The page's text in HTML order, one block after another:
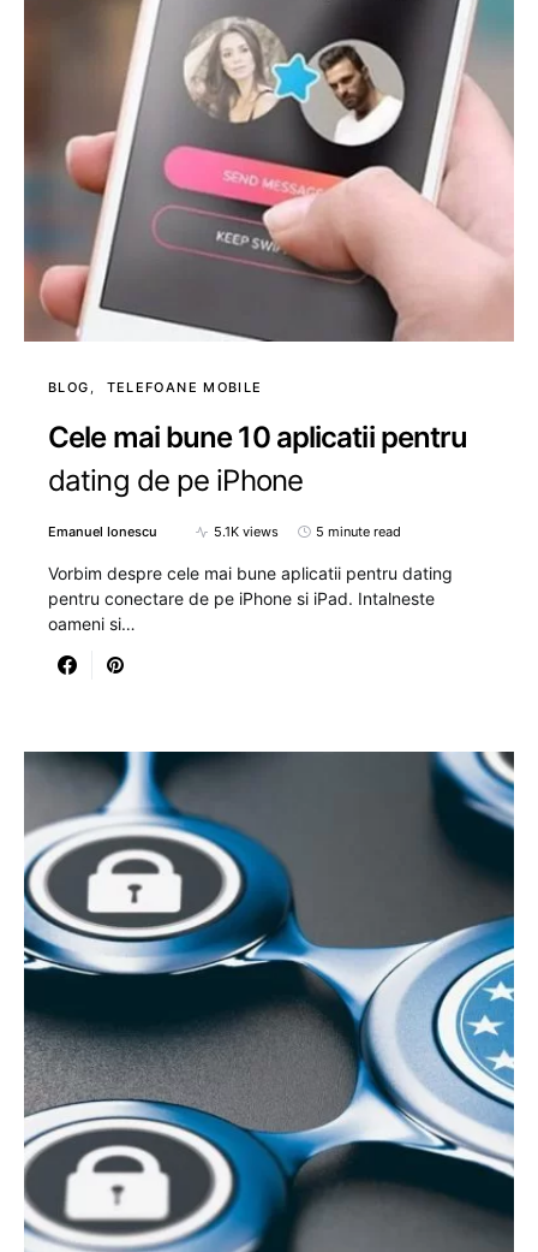
BLOG TELEFOANE MOBILE
Cele mai bune 10 aplicatii pentru
dating de pe iPhone
Emanuel Ionescu 5.1K views 5 minute read
Vorbim despre cele mai bune aplicatii pentru dating
pentru conectare de pe iPhone si iPad. Intalneste
oameni si…